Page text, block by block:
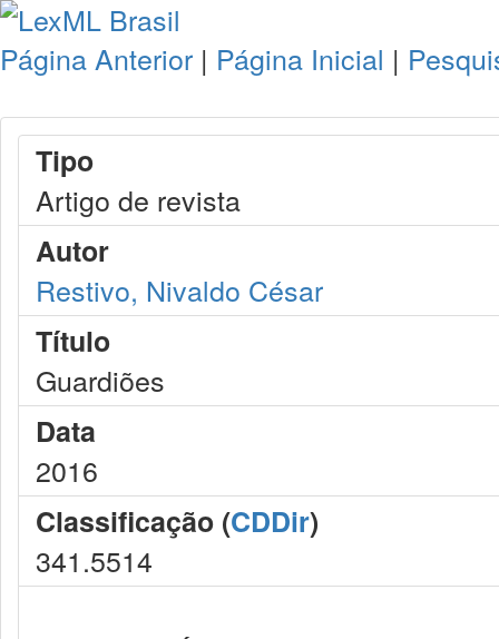
Página Anterior | Página Inicial |
Tipo
Artigo de revista
Autor
Restivo, Nivaldo César
Título
Guardiões
Data
2016
Classificação (CDDir)
341.5514